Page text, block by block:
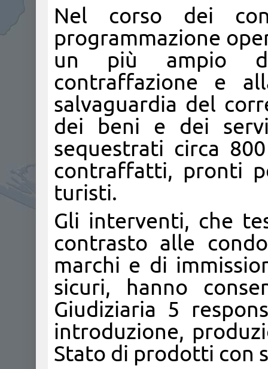
Nel corso dei
programmazione
un più ampio
contraffazione e
salvaguardia del
dei beni e dei
sequestrati circa
contraffatti, pronti
turisti.
Gli interventi, che
contrasto alle
marchi e di
sicuri, hanno
Giudiziaria 5
introduzione,
Stato di prodotti con